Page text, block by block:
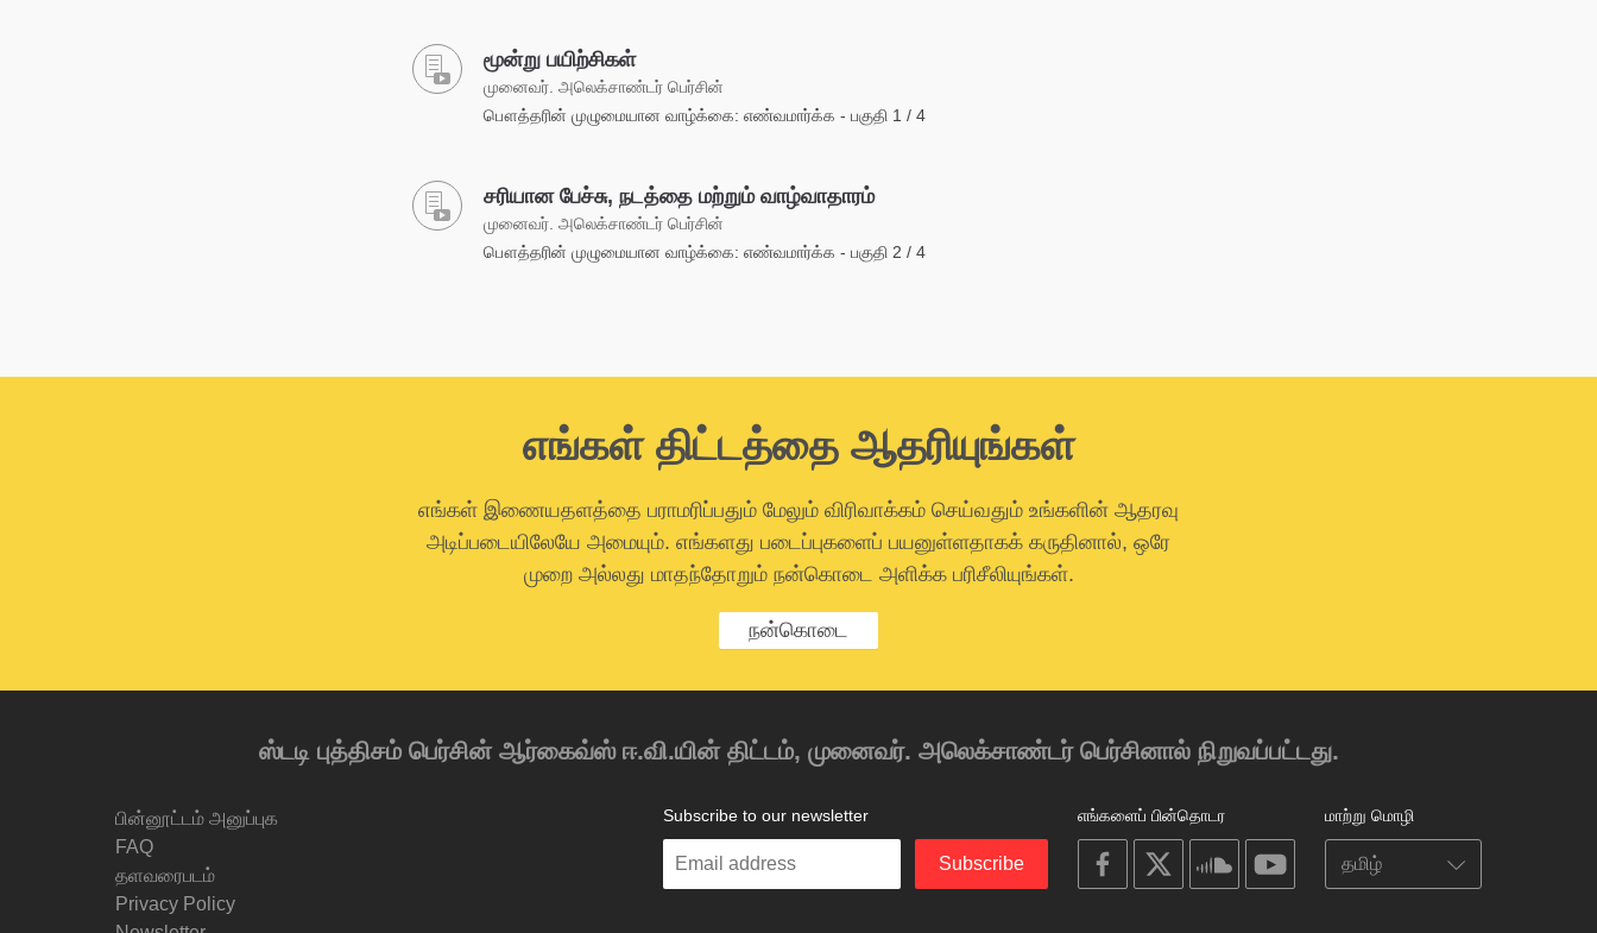
மூன்று பயிற்சிகள்
முனைவர். அலெக்சாண்டர் பெர்சின்
பௌத்தரின் முழுமையான வாழ்க்கை: எண்வமார்க்க - பகுதி 1 / 4
சரியான பேச்சு, நடத்தை மற்றும் வாழ்வாதாரம்
முனைவர். அலெக்சாண்டர் பெர்சின்
பௌத்தரின் முழுமையான வாழ்க்கை: எண்வமார்க்க - பகுதி 2 / 4
எங்கள் திட்டத்தை ஆதரியுங்கள்
எங்கள் இணையதளத்தை பராமரிப்பதும் மேலும் விரிவாக்கம் செய்வதும் உங்களின் ஆதரவு
அடிப்படையிலேயே அமையும். எங்களது படைப்புகளைப் பயனுள்ளதாகக் கருதினால், ஒரே
முறை அல்லது மாதந்தோறும் நன்கொடை அளிக்க பரிசீலியுங்கள்.
நன்கொடை
ஸ்டடி புத்திசம் பெர்சின் ஆர்கைவ்ஸ் ஈ.வி.யின் திட்டம், முனைவர். அலெக்சாண்டர் பெர்சினால் நிறுவப்பட்டது.
பின்னூட்டம் அனுப்புக
FAQ
தளவரைபடம்
Privacy Policy
மாற்று மொழி
எங்களைப் பின்தொடர
on
facebook
soundcloudyoutube
Subscribe to our newsletter
Enter
Subscribe